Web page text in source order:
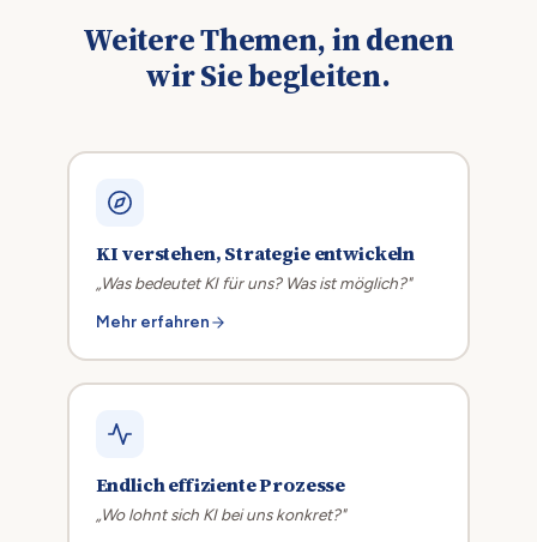
Weitere Themen, in denen
wir Sie begleiten.
KI verstehen, Strategie entwickeln
„Was bedeutet KI für uns? Was ist möglich?"
Mehr erfahren
Endlich effiziente Prozesse
„Wo lohnt sich KI bei uns konkret?"